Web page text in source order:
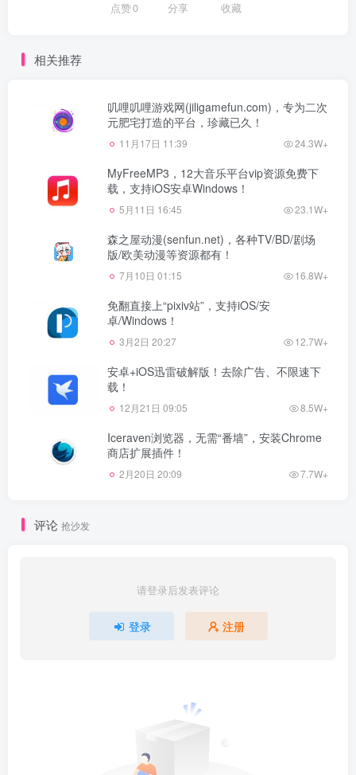
点赞0 分享 收藏
相关推荐
叽哩叽哩游戏网(jiligamefun.com)，专为二次
元肥宅打造的平台，珍藏已久！
11月17日 11:39 24.3W+
MyFreeMP3，12大音乐平台vip资源免费下
载，支持iOS安卓Windows！
5月11日 16:45 23.1W+
森之屋动漫(senfun.net)，各种TV/BD/剧场
版/欧美动漫等资源都有！
7月10日 01:15 16.8W+
免翻直接上“pixiv站”，支持iOS/安
卓/Windows！
3月2日 20:27 12.7W+
安卓+iOS迅雷破解版！去除广告、不限速下
载！
12月21日 09:05 8.5W+
Iceraven浏览器，无需“番墙”，安装Chrome
商店扩展插件！
2月20日 20:09 7.7W+
评论 抢沙发
请登录后发表评论
登录 注册